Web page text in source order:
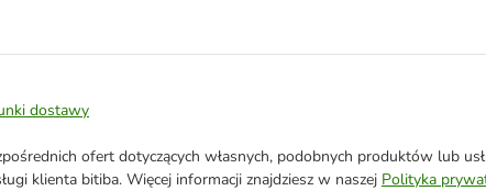
dostawy
ofert dotyczących własnych, podobnych produktów lub
klienta bitiba. Więcej informacji znajdziesz w naszej Polityka